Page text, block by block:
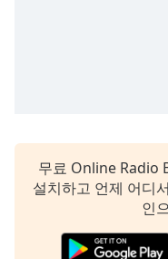
Escape
cancel
무료 Online Radio
설치하고 언제 어디
인